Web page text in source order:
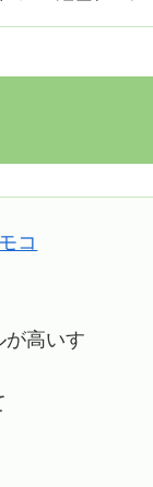
コ
が高いす